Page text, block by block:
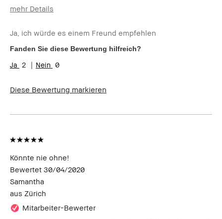
mehr Details
Hauttyp
Normal
Hautton
Mittel - Dunkel
Hautbedürfnis(se)
Ja, ich würde es einem Freund empfehlen
Fanden Sie diese Bewertung hilfreich?
2 0
Diese Bewertung markieren
Könnte nie ohne!
Bewertet 30/04/2020
Samantha
aus Zürich
Mitarbeiter-Bewerter